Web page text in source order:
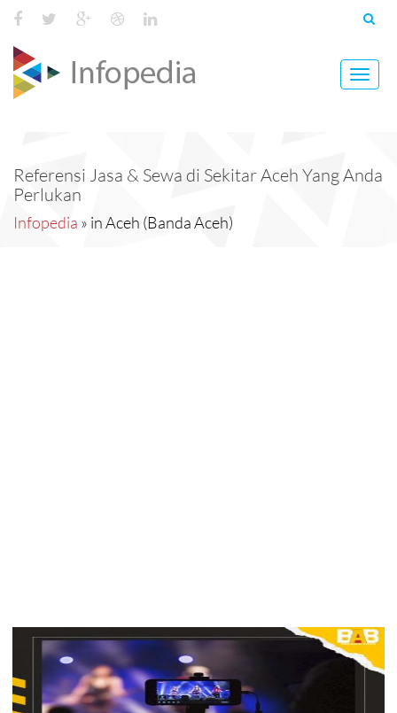
Toggle
Referensi Jasa & Sewa di Sekitar Aceh Yang Anda
Perlukan
Infopedia » in Aceh (Banda Aceh)